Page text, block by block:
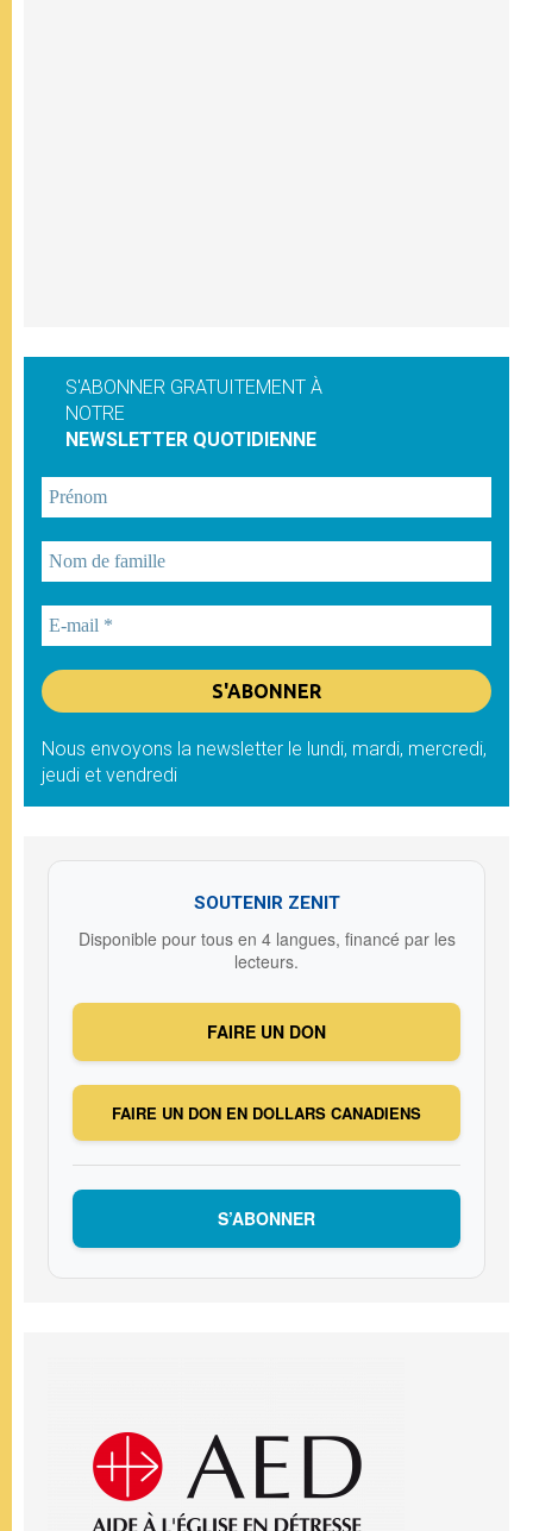
S'ABONNER GRATUITEMENT À
NOTRE
NEWSLETTER QUOTIDIENNE
Nous envoyons la newsletter le lundi, mardi, mercredi,
jeudi et vendredi
SOUTENIR ZENIT
Disponible pour tous en 4 langues, financé par les
lecteurs.
FAIRE UN DON
FAIRE UN DON EN DOLLARS CANADIENS
S’ABONNER